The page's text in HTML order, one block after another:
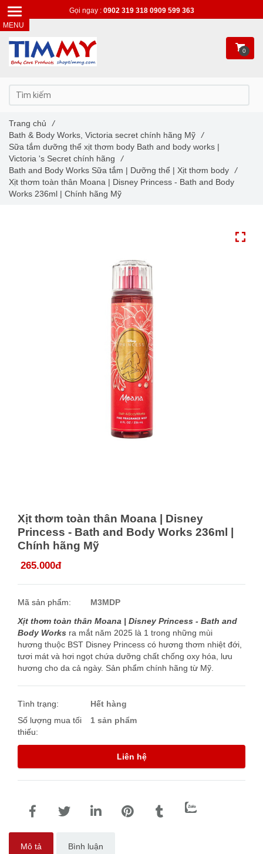
Xịt thơm toàn thân Moana | Disney
Princess - Bath and Body Works 236ml |
Chính hãng Mỹ
265.000đ
Mã sản phẩm:
M3MDP
Xịt thơm toàn thân Moana | Disney Princess - Bath and
Body Works ra mắt năm 2025 là 1 trong những mùi
hương thuộc BST Disney Princess có hương thơm nhiệt đới,
tươi mát và hơi ngọt chứa dưỡng chất chống oxy hóa, lưu
hương cho da cả ngày. Sản phẩm chính hãng từ Mỹ.
Tình trạng:
Hết hàng
Số lượng mua tối
thiếu:
1 sản phẩm
Liên hệ
Mô tả Bình luận
Trang chủ
/
Bath & Body Works, Victoria secret chính hãng Mỹ
/
Sữa tắm dưỡng thể xịt thơm body Bath and body works |
Victoria 's Secret chính hãng
/
Bath and Body Works Sữa tắm | Dưỡng thể | Xịt thơm body
/
Xịt thơm toàn thân Moana | Disney Princess - Bath and Body
Works 236ml | Chính hãng Mỹ
Gọi ngay : 0902 319 318 0909 599 363
0